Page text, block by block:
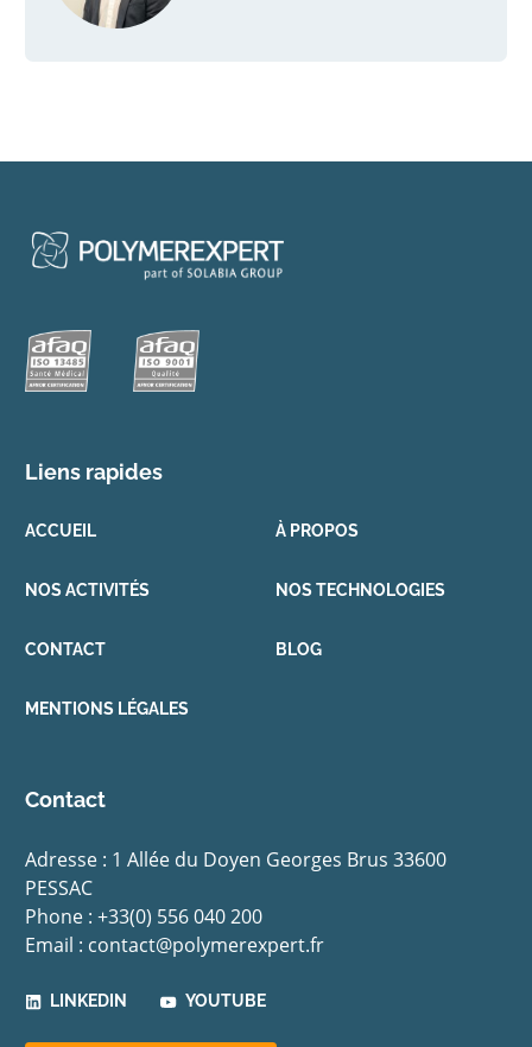
Liens rapides
ACCUEIL À PROPOS
NOS ACTIVITÉS NOS TECHNOLOGIES
CONTACT BLOG
MENTIONS LÉGALES
Contact
Adresse : 1 Allée du Doyen Georges Brus 33600
PESSAC
Phone : +33(0) 556 040 200
Email : contact@polymerexpert.fr
LINKEDIN YOUTUBE